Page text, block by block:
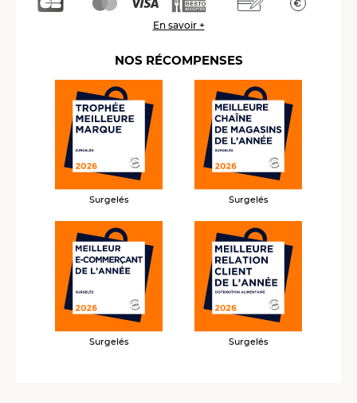
En savoir +
NOS RÉCOMPENSES
Surgelés Surgelés
Surgelés Surgelés